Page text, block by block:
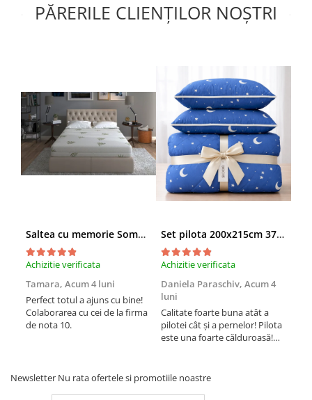
PĂRERILE CLIENȚILOR NOȘTRI
Saltea cu memorie SomnART XXL Memory Plus 160x190, înălțime 25cm, pentru persoane supraponderale, husă Aloe Vera detașabilă, rulată, fermitate mare
Achizitie verificata
Tamara, Acum 4 luni
Perfect totul a ajuns cu bine!
Colaborarea cu cei de la firma
de nota 10.
Set pilota 200x215cm 370g cu 2 perne 50x70,albastru- PLT36
Achizitie verificata
Daniela Paraschiv, Acum 4
luni
Calitate foarte buna atât a
pilotei cât și a pernelor! Pilota
este una foarte călduroasă!
Newsletter Nu rata ofertele si promotiile noastre